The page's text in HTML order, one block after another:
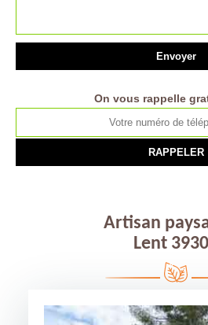
On vous rappelle
Artisan
Lent